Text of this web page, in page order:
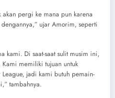
pergi ke mana pun karena
ujar Amorim, seperti
kami. Di saat-saat sulit musim ini,
memiliki tujuan untuk
jadi kami butuh pemain-
tambahnya.